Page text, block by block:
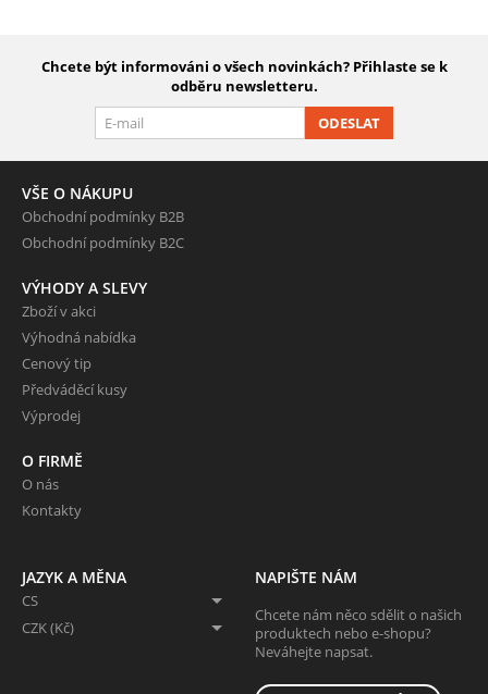
Chcete být informováni o všech novinkách? Přihlaste se k
odběru newsletteru.
ODESLAT
VŠE O NÁKUPU
Obchodní podmínky B2B
Obchodní podmínky B2C
VÝHODY A SLEVY
Zboží v akci
Výhodná nabídka
Cenový tip
Předváděcí kusy
Výprodej
O FIRMĚ
O nás
Kontakty
JAZYK A MĚNA
CS
CZK (Kč)
NAPIŠTE NÁM
Chcete nám něco sdělit o našich
produktech nebo e-shopu?
Neváhejte napsat.